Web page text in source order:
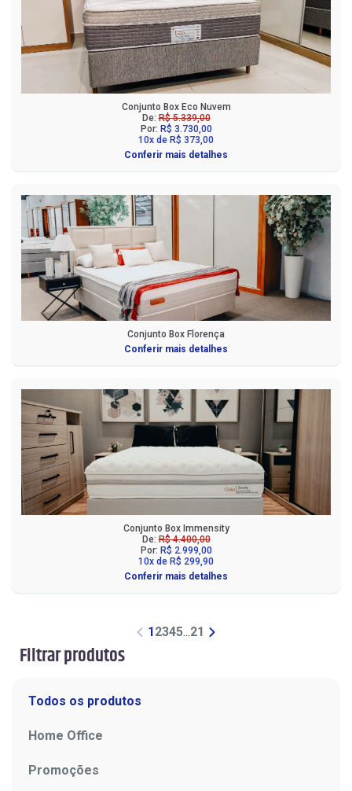
Filtrar produtos
Todos os produtos
Home Office
Promoções
Conjunto Box Eco Nuvem
De:R$ 5.339,00
Por: R$ 3.730,00
10x de R$ 373,00
Conferir mais detalhes
Conjunto Box Florença
Conferir mais detalhes
Conjunto Box Immensity
De:R$ 4.400,00
Por: R$ 2.999,00
10x de R$ 299,90
Conferir mais detalhes
1 2345...21